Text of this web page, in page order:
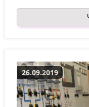
26.09.2019